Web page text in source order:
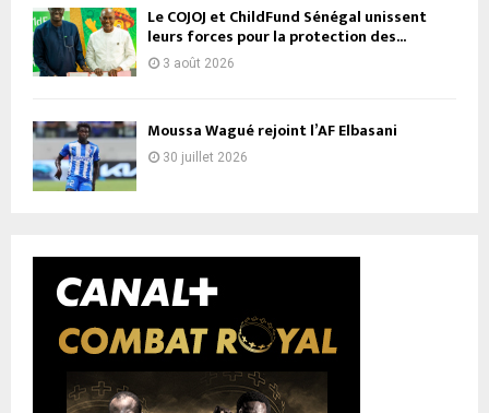
Le COJOJ et ChildFund Sénégal unissent
leurs forces pour la protection des...
3 août 2026
Moussa Wagué rejoint l’AF Elbasani
30 juillet 2026